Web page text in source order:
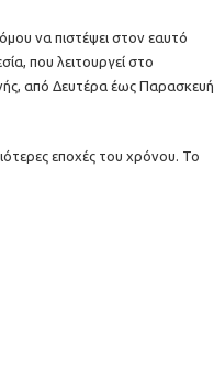
να πιστέψει στον εαυτό
που λειτουργεί στο
από Δευτέρα έως Παρασκευή
εποχές του χρόνου. Το